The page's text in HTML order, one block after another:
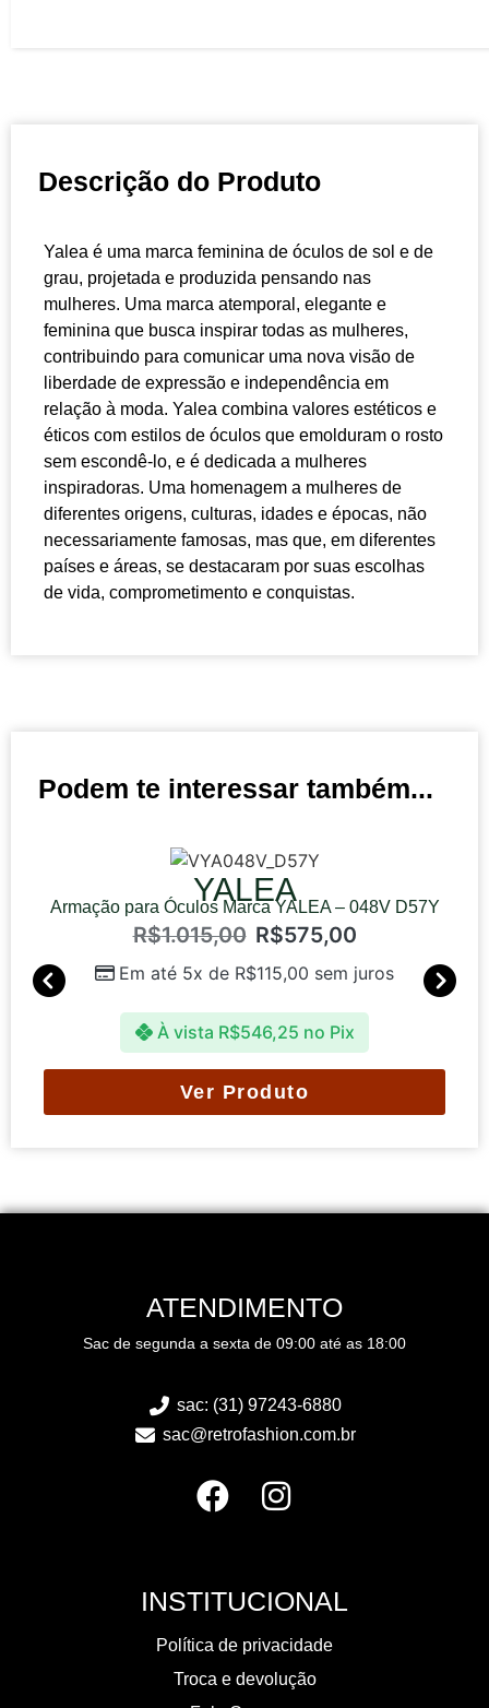
Descrição do Produto
Yalea é uma marca feminina de óculos de sol e de
grau, projetada e produzida pensando nas
mulheres. Uma marca atemporal, elegante e
feminina que busca inspirar todas as mulheres,
contribuindo para comunicar uma nova visão de
liberdade de expressão e independência em
relação à moda. Yalea combina valores estéticos e
éticos com estilos de óculos que emolduram o rosto
sem escondê-lo, e é dedicada a mulheres
inspiradoras. Uma homenagem a mulheres de
diferentes origens, culturas, idades e épocas, não
necessariamente famosas, mas que, em diferentes
países e áreas, se destacaram por suas escolhas
de vida, comprometimento e conquistas.
Podem te interessar também...
YALEA
Armação para Óculos Marca YALEA – 048V D57Y
R$1.015,00 R$575,00
Em até 5x de R$115,00 sem juros
À vista R$546,25 no Pix
Ver Produto
ATENDIMENTO
Sac de segunda a sexta de 09:00 até as 18:00
sac: (31) 97243-6880
sac@retrofashion.com.br
INSTITUCIONAL
Política de privacidade
Troca e devolução